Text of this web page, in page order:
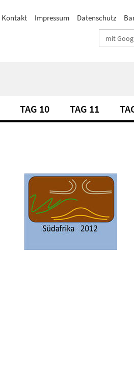
Kontakt Impressum Datenschutz
TAG 10 TAG 11